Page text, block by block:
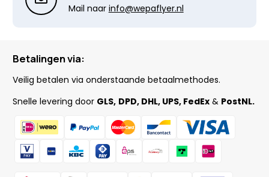
Mail naar info@wepaflyer.nl
Betalingen via:
Veilig betalen via onderstaande betaalmethodes.
Snelle levering door GLS, DPD, DHL, UPS, FedEx & PostNL.